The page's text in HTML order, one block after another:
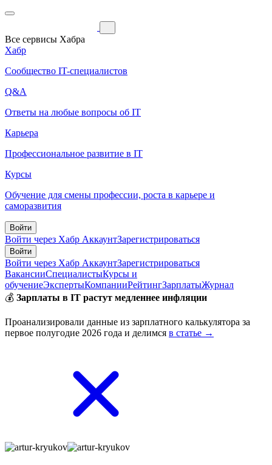
Все сервисы Хабра
Хабр
Сообщество IT-специалистов
Q&A
Ответы на любые вопросы об IT
Карьера
Профессиональное развитие в IT
Курсы
Обучение для смены профессии, роста в карьере и
саморазвития
Войти
Войти через Хабр АккаунтЗарегистрироваться
Войти
Войти через Хабр АккаунтЗарегистрироваться
ВакансииСпециалистыКурсы и
обучениеЭкспертыКомпанииРейтингЗарплатыЖурнал
💰 Зарплаты в IT растут медленнее инфляции
Проанализировали данные из зарплатного калькулятора за
первое полугодие 2026 года и делимся в статье →